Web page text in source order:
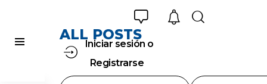
Iniciar sesión o
Registrarse
ALL POSTS